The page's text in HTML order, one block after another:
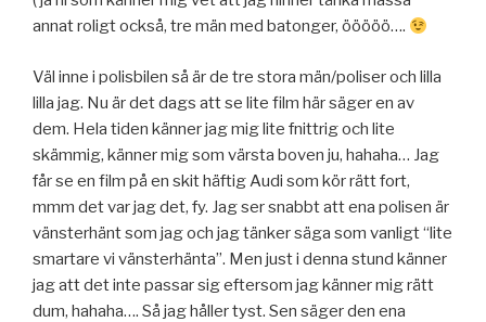
annat roligt också, tre män med batonger, ööööö….
Väl inne i polisbilen så är de tre stora män/poliser och lilla
lilla jag. Nu är det dags att se lite film här säger en av
dem. Hela tiden känner jag mig lite fnittrig och lite
skämmig, känner mig som värsta boven ju, hahaha… Jag
får se en film på en skit häftig Audi som kör rätt fort,
mmm det var jag det, fy. Jag ser snabbt att ena polisen är
vänsterhänt som jag och jag tänker säga som vanligt “lite
smartare vi vänsterhänta”. Men just i denna stund känner
jag att det inte passar sig eftersom jag känner mig rätt
dum, hahaha…. Så jag håller tyst. Sen säger den ena